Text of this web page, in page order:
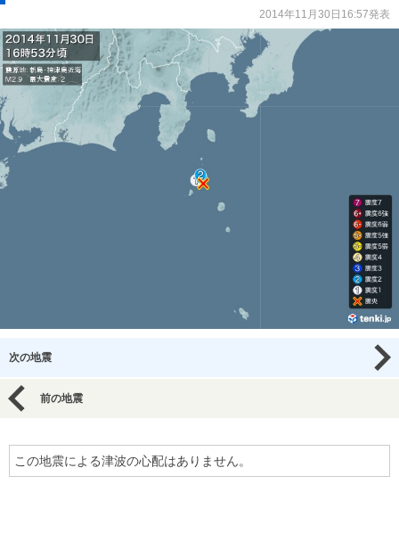
2014年11月30日16:57発表
次の地震
前の地震
この地震による津波の心配はありません。